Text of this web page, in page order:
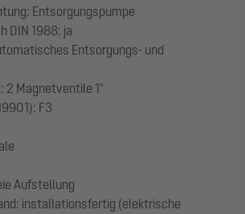
Entsorgungspumpe
DIN 1988: ja
Entsorgungs- und
2 Magnetventile 1"
F3
Aufstellung
installationsfertig (elektrische